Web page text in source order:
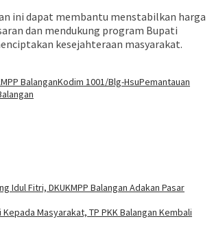
ini dapat membantu menstabilkan harga
dan mendukung program Bupati
kesejahteraan masyarakat.
BalanganKodim 1001/Blg-HsuPemantauan
Idul Fitri, DKUKMPP Balangan Adakan Pasar
Kepada Masyarakat, TP PKK Balangan Kembali